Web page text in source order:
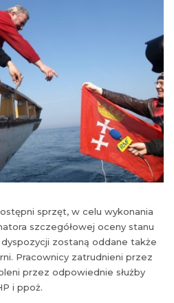
sprzęt, w celu wykonania
szczegółowej oceny stanu
zostaną oddane także
Pracownicy zatrudnieni przez
przez odpowiednie służby
i ppoż.